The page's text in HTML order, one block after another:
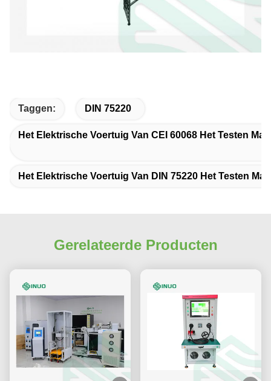
Taggen: DIN 75220
Het Elektrische Voertuig Van CEI 60068 Het Testen
Het Elektrische Voertuig Van DIN 75220 Het Testen
Gerelateerde Producten